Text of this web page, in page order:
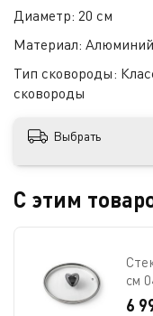
Диаметр: 20 см
Материал: Алюминий
Тип сковороды:
сковороды
Выбрать
С этим
см
6